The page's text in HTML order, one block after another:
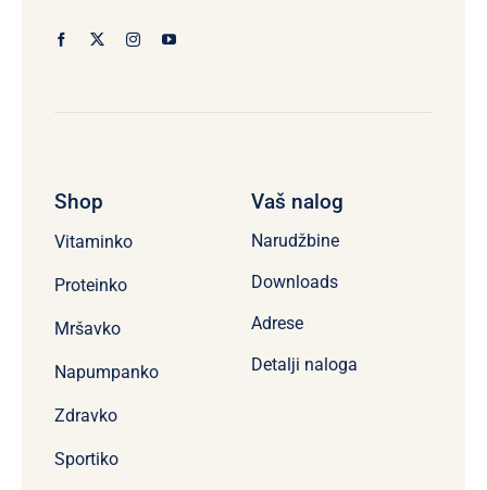
Shop
Vitaminko
Proteinko
Mršavko
Napumpanko
Zdravko
Sportiko
Vaš nalog
Narudžbine
Downloads
Adrese
Detalji naloga